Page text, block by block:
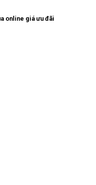
online giá ưu đãi